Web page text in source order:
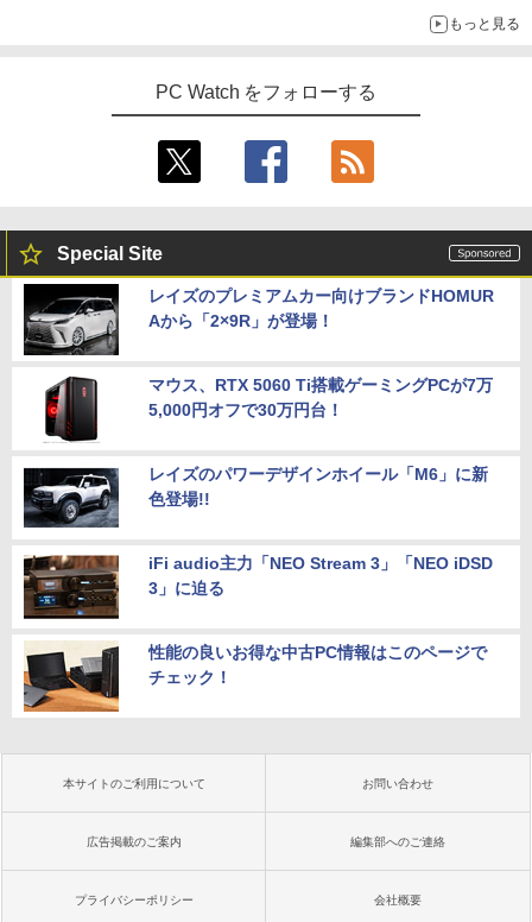
もっと見る
PC Watch をフォローする
Special Site
レイズのプレミアムカー向けブランドHOMUR
Aから「2×9R」が登場！
マウス、RTX 5060 Ti搭載ゲーミングPCが7万
5,000円オフで30万円台！
レイズのパワーデザインホイール「M6」に新
色登場!!
iFi audio主力「NEO Stream 3」「NEO iDSD
3」に迫る
性能の良いお得な中古PC情報はこのページで
チェック！
本サイトのご利用について お問い合わせ
広告掲載のご案内 編集部へのご連絡
プライバシーポリシー 会社概要